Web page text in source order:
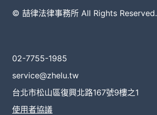
© 喆律法律事務所 All Rights Reserved.
02-7755-1985
service@zhelu.tw
台北市松山區復興北路167號9樓之1
使用者協議